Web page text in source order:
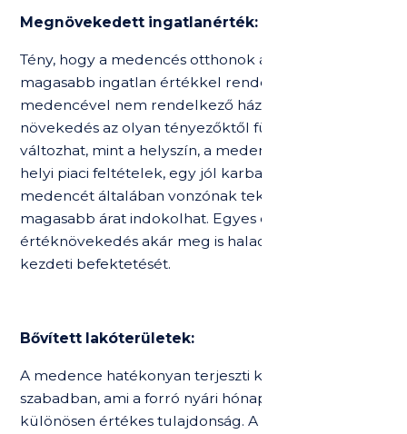
Megnövekedett ingatlanérték:
Tény, hogy a medencés otthonok általában
magasabb ingatlan értékkel rendelkeznek, mint a
medencével nem rendelkező házak. Míg a pontos
növekedés az olyan tényezőktől függően
változhat, mint a helyszín, a medence típusa és a
helyi piaci feltételek, egy jól karbantartott
medencét általában vonzónak tekintenek, amely
magasabb árat indokolhat. Egyes esetekben az
értéknövekedés akár meg is haladhatja a medence
kezdeti befektetését.
Bővített lakóterületek:
A medence hatékonyan terjeszti ki az életteret a
szabadban, ami a forró nyári hónapokban
különösen értékes tulajdonság. A potenciális